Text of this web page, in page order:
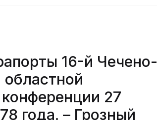
16-й Чечено-
27
года. – Грозный